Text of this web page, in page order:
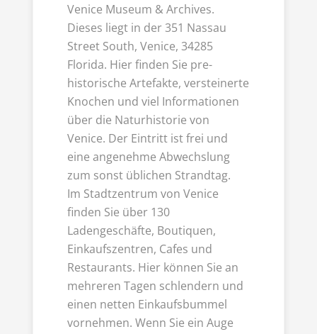
Venice Museum & Archives.
Dieses liegt in der 351 Nassau
Street South, Venice, 34285
Florida. Hier finden Sie pre-
historische Artefakte, versteinerte
Knochen und viel Informationen
über die Naturhistorie von
Venice. Der Eintritt ist frei und
eine angenehme Abwechslung
zum sonst üblichen Strandtag.
Im Stadtzentrum von Venice
finden Sie über 130
Ladengeschäfte, Boutiquen,
Einkaufszentren, Cafes und
Restaurants. Hier können Sie an
mehreren Tagen schlendern und
einen netten Einkaufsbummel
vornehmen. Wenn Sie ein Auge